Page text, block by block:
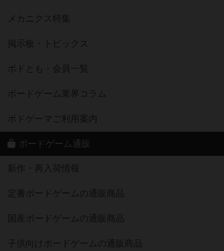
メカニクス特集
掲示板・トピックス
ボドとも・会員一覧
ボードゲーム業界コラム
ボドゲーマご利用案内
ボードゲーム通販
新作・再入荷情報
定番ボードゲームの通販商品
国産ボードゲームの通販商品
子供向けボードゲームの通販商品